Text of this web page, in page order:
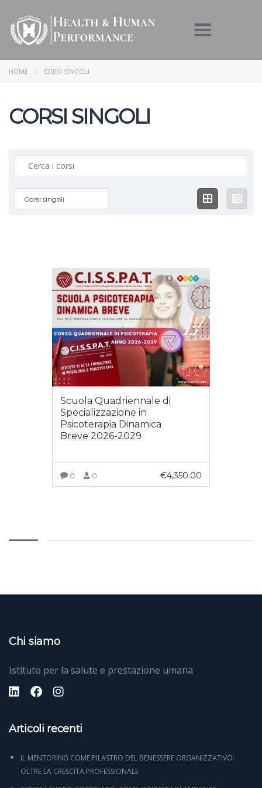
Toggle
HOME CORSI SINGOLI
CORSI SINGOLI
Ricerca:
Corsi singoli
Scuola Quadriennale di
Specializzazione in
Psicoterapia Dinamica
Breve 2026-2029
0 0 €4,350.00
Chi siamo
Istituto per la salute e prestazione umana
Articoli recenti
IL MENTORING COME PILASTRO DEL BENESSERE ORGANIZZATIVO:
OLTRE LA CRESCITA PROFESSIONALE